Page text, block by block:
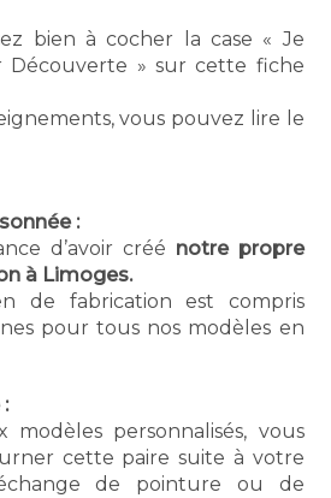
bien à cocher la case « Je
Découverte » sur cette fiche
vous pouvez lire le
:
d’avoir créé notre propre
à Limoges.
de fabrication est compris
pour tous nos modèles en
modèles personnalisés, vous
cette paire suite à votre
de pointure ou de